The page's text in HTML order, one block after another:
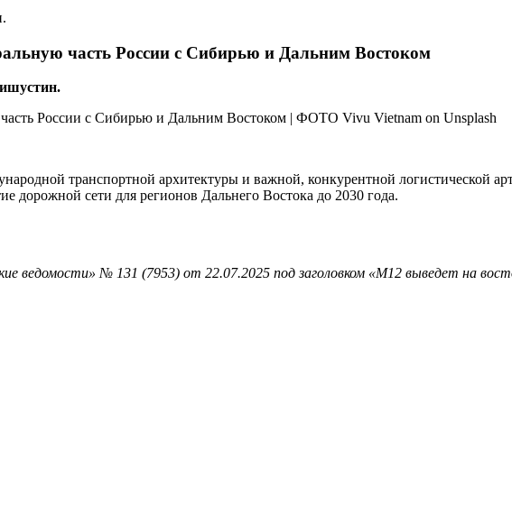
часть России с Сибирью и Дальним Востоком
транспортной архитектуры и важной, конкурентной логистической
дорожной сети для регионов Дальнего Востока до 2030 года.
ведомости» № 131 (7953) от 22.07.2025 под заголовком «М12 выведет на